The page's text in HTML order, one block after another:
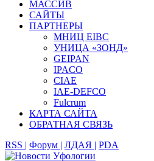
МАССИВ
САЙТЫ
ПАРТНЕРЫ
МНИЦ EIBC
УНИЦА «ЗОНД»
GEIPAN
IPACO
CIAE
IAE-DEFCO
Fulcrum
КАРТА САЙТА
ОБРАТНАЯ СВЯЗЬ
RSS | Форум | ЛДАЯ | PDA